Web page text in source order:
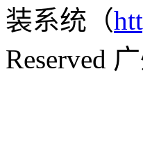
装系统（
Reserved